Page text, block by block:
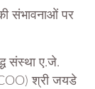
संभावनाओं पर
संस्था ए.जे.
श्री जयडे